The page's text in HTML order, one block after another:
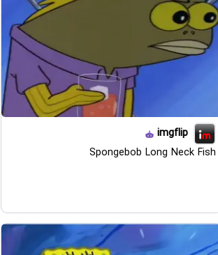
imgflip
Spongebob Long Neck Fish